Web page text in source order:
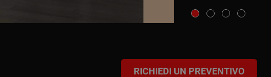
RICHIEDI UN PREVENTIVO